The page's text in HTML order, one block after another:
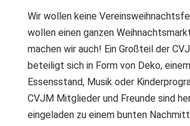
Wir wollen keine
wollen einen ganzen
machen wir auch! Ein Großteil der
beteiligt sich in Form von Deko, einem
Essensstand, Musik oder
CVJM Mitglieder und Freunde sind
eingeladen zu einem bunten